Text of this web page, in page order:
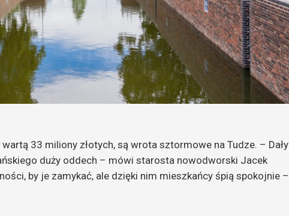
33 miliony złotych, są wrota sztormowe na Tudze. – Dały
duży oddech – mówi starosta nowodworski Jacek
by je zamykać, ale dzięki nim mieszkańcy śpią spokojnie –